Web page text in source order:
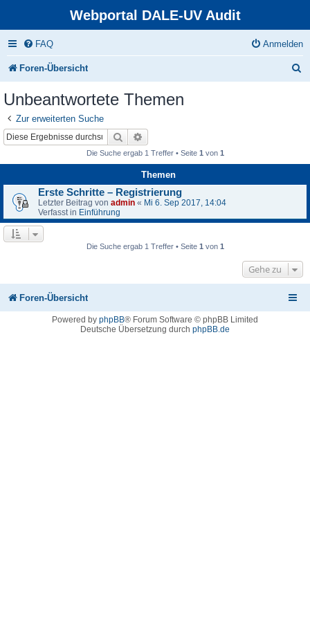
Webportal DALE-UV Audit
FAQ Anmelden
Foren-Übersicht
Unbeantwortete Themen
Zur erweiterten Suche
Suche
Die Suche ergab 1 Treffer • Seite 1 von 1
Themen
Erste Schritte – Registrierung
Letzter Beitrag von admin « Mi 6. Sep 2017, 14:04
Verfasst in Einführung
Die Suche ergab 1 Treffer • Seite 1 von 1
Gehe zu
Foren-Übersicht
Powered by phpBB® Forum Software © phpBB Limited
Deutsche Übersetzung durch phpBB.de